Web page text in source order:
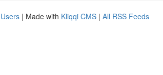
| Made with Kliqqi CMS | All RSS Feeds